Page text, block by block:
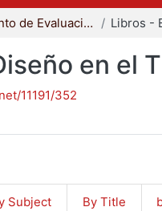
Departamento de Evaluación del Diseño en el Tiempo
en el
11191/352
Subject By Title